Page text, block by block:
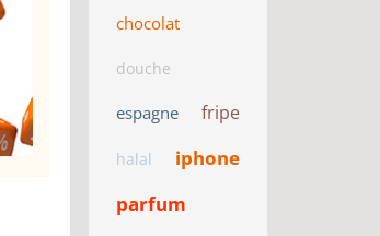
chocolat
douche
espagne fripe
halal
iphone
parfum